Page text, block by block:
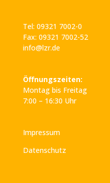
Tel: 09321 7002-0
Fax: 09321 7002-52
info@lzr.de
Öffnungszeiten:
Montag bis Freitag
7:00 – 16:30 Uhr
Impressum
Datenschutz